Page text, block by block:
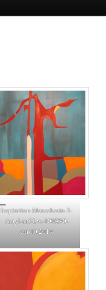
Inspiration-Menschsein-3-
Acryl-auf-Lw.-100X90-
cm-10.2019